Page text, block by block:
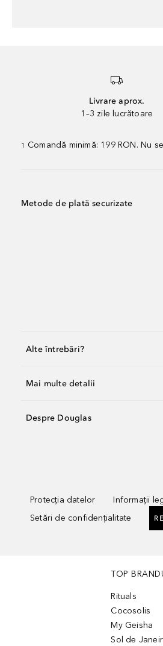
Livrare aprox.
1–3 zile lucrătoare
1 Comandă minimă: 199 RON. Nu
Metode de plată securizate
Alte întrebări?
Mai multe detalii
Despre Douglas
Protecția datelor Informații
Setări de confidențialitate
TOP
Rituals
Cocosolis
My Geisha
Sol de